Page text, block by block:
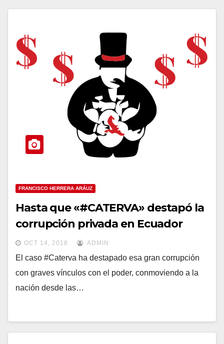
FRANCISCO HERRERA ARÁUZ
Hasta que «#CATERVA» destapó la
corrupción privada en Ecuador
OCT 14, 2018 ADMIN
El caso #Caterva ha destapado esa gran corrupción
con graves vínculos con el poder, conmoviendo a la
nación desde las…